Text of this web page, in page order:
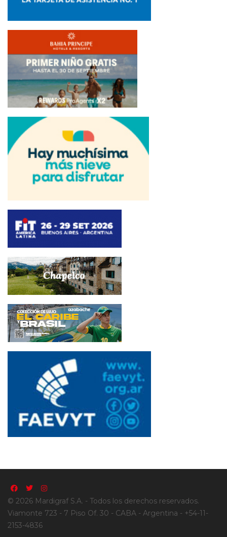
© 2026 Mardigraf S.A. - Todos los derechos reservados.
Viamonte 723 - 7 Piso Of. 30 - CABA - Argentina - +54-11-
2153-4836